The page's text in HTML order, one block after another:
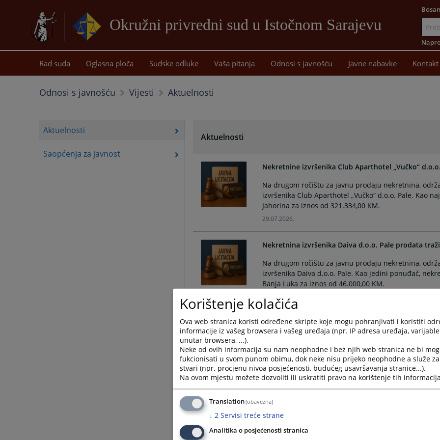
Okružni privredni sud u Istočnom Sarajevu
sadržaj
Rad suda Oglasna ploča Sudske odluke Vaša pitanja Odnosi s javnošću Javne nabavke Kontakt
Odnosi s javnošću Vijesti Aktuelnosti
Aktuelnosti
Saopćenja za javnost
Aktuelnosti
Nekretnine izvršenika Club Aparthotel „Vučko“
Na drugom ročištu za javnu prodaju nekretnina,
izvršenika Club Aparthotel „Vučko“ d.o.o. Pale. Kao
Jahorina za iznos od 321.334,00 KM.
29.07.2026.
Nekretnina izvršenika Daiva d.o.o. Pale prodata
Na drugom ročištu za javnu prodaju nekretnina,
izvršenika Daiva d.o.o. Pale. Kao jedini ponuđač,
Banja Luka za iznos od 46.000,00 KM.
18.06.2026.
Imovina stečajnog dužnika A.D. „Nova tvornica
KM
Na drugoj javnoj licitaciji održanoj 15. maja 2026.
Okružnim privrednim sudom u Istočnom Sarajevu,
dužnika Akcionarsko društvo Nova tvornica
Provedena "Sedmica sudske nagodbe" - rješeno
U Okružnom privrednom sudu u Istočnom Sarajevu,
Korištenje kolačića
Ova web stranica koristi određene skripte koje mogu pohranjivati i koristiti
informacije iz vašeg browsera i vašeg uređaja (npr. IP adresa uređaja,
unutar browsera, ...).
Neke od ovih informacija su nam neophodne i bez njih web stranica ne bi
fukcionisati u svom punom obimu, dok neke nisu prijeko neophodne a služe
stvari (npr. procjenu nivoa posjećenosti, budućeg usavršavanja stranice...).
Na ovom mjestu možete dozvoliti ili uskratiti pravo na korištenje tih
Translation(obavezna)
↓ 2 Servisi treće strane
Analitika o posjećenosti stranica